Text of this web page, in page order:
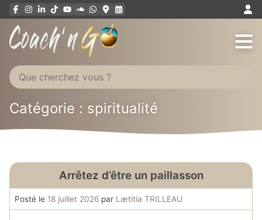
Aller
au
Catégorie : spiritualité
Arrêtez d’être un paillasson
Posté le 18 juillet 2026 par Lætitia TRILLEAU